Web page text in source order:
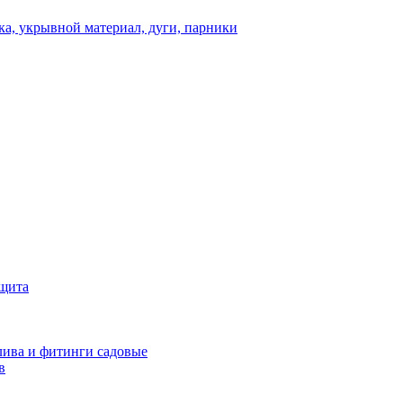
укрывной материал, дуги, парники
и фитинги садовые